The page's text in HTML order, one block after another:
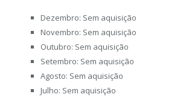
Dezembro: Sem aquisição
Novembro: Sem aquisição
Outubro: Sem aquisição
Setembro: Sem aquisição
Agosto: Sem aquisição
Julho: Sem aquisição